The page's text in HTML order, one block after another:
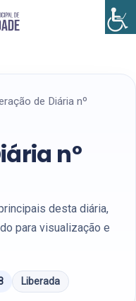
de Diária nº
nº
desta diária,
para visualização e
Liberada